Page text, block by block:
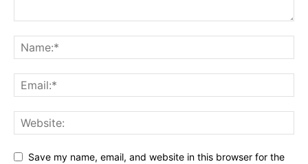
Save my name, email, and website in this browser for the